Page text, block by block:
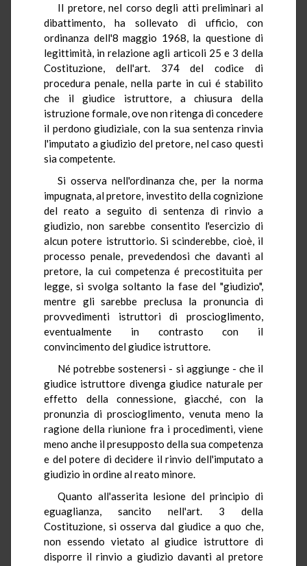
Il pretore, nel corso degli atti preliminari al
dibattimento, ha sollevato di ufficio, con
ordinanza dell'8 maggio 1968, la questione di
legittimità, in relazione agli articoli 25 e 3 della
Costituzione, dell'art. 374 del codice di
procedura penale, nella parte in cui é stabilito
che il giudice istruttore, a chiusura della
istruzione formale, ove non ritenga di concedere
il perdono giudiziale, con la sua sentenza rinvia
l'imputato a giudizio del pretore, nel caso questi
sia competente.
Si osserva nell'ordinanza che, per la norma
impugnata, al pretore, investito della cognizione
del reato a seguito di sentenza di rinvio a
giudizio, non sarebbe consentito l'esercizio di
alcun potere istruttorio. Si scinderebbe, cioè, il
processo penale, prevedendosi che davanti al
pretore, la cui competenza é precostituita per
legge, si svolga soltanto la fase del "giudizio",
mentre gli sarebbe preclusa la pronuncia di
provvedimenti istruttori di proscioglimento,
eventualmente in contrasto con il
convincimento del giudice istruttore.
Né potrebbe sostenersi - si aggiunge - che il
giudice istruttore divenga giudice naturale per
effetto della connessione, giacché, con la
pronunzia di proscioglimento, venuta meno la
ragione della riunione fra i procedimenti, viene
meno anche il presupposto della sua competenza
e del potere di decidere il rinvio dell'imputato a
giudizio in ordine al reato minore.
Quanto all'asserita lesione del principio di
eguaglianza, sancito nell'art. 3 della
Costituzione, si osserva dal giudice a quo che,
non essendo vietato al giudice istruttore di
disporre il rinvio a giudizio davanti al pretore